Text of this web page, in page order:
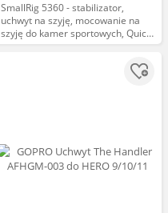
SmallRig 5360 - stabilizator,
uchwyt na szyję, mocowanie na
szyję do kamer sportowych, Quick
Release